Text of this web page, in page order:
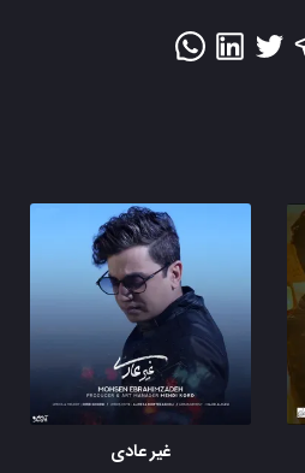
غیر عادی